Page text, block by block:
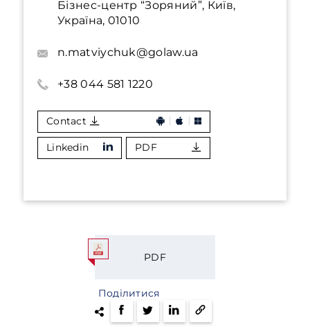
Бізнес-центр “Зоряний”, Київ,
Україна, 01010
n.matviychuk@golaw.ua
+38 044 581 1220
Contact
Linkedin PDF
PDF
Поділитися